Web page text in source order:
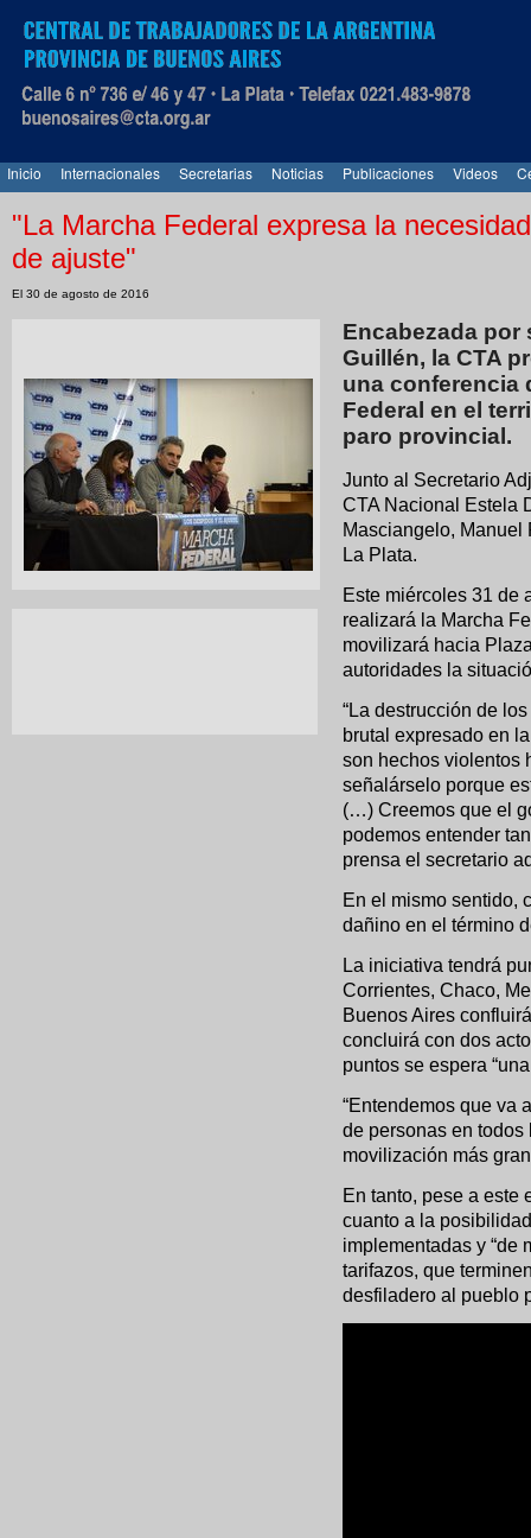
Inicio Internacionales Secretarias Noticias Publicaciones Videos
"La Marcha Federal expresa la
de ajuste"
El 30 de agosto de 2016
Encabezada por
Guillén, la CTA
una conferencia
Federal en el
paro provincial.
Junto al Secretario
CTA Nacional Estela
Masciangelo, Manuel
La Plata.
Este miércoles 31 de
realizará la Marcha
movilizará hacia
autoridades la
“La destrucción de
brutal expresado en
son hechos violentos
señalárselo porque
(…) Creemos que el
podemos entender
prensa el secretario
En el mismo sentido,
dañino en el término
La iniciativa tendrá
Corrientes, Chaco,
Buenos Aires
concluirá con dos
puntos se espera
“Entendemos que va
de personas en
movilización más
En tanto, pese a este
cuanto a la
implementadas y “de
tarifazos, que
desfiladero al pueblo